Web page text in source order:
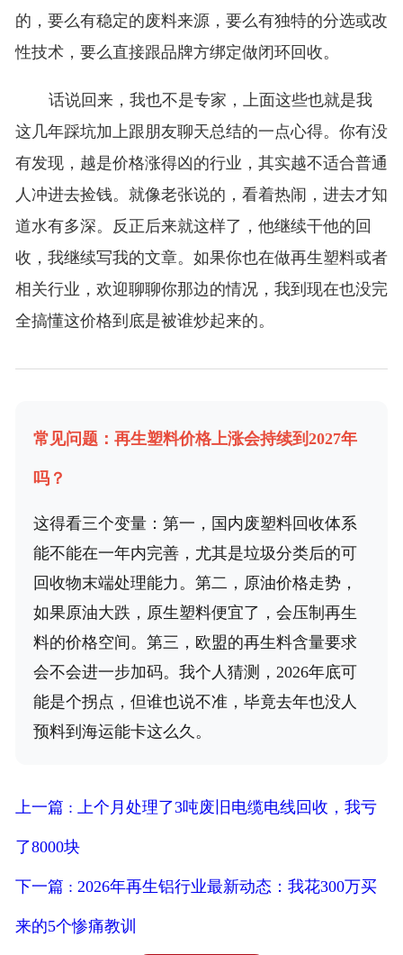
的，要么有稳定的废料来源，要么有独特的分选或改
性技术，要么直接跟品牌方绑定做闭环回收。
话说回来，我也不是专家，上面这些也就是我
这几年踩坑加上跟朋友聊天总结的一点心得。你有没
有发现，越是价格涨得凶的行业，其实越不适合普通
人冲进去捡钱。就像老张说的，看着热闹，进去才知
道水有多深。反正后来就这样了，他继续干他的回
收，我继续写我的文章。如果你也在做再生塑料或者
相关行业，欢迎聊聊你那边的情况，我到现在也没完
全搞懂这价格到底是被谁炒起来的。
常见问题：再生塑料价格上涨会持续到2027年
吗？
这得看三个变量：第一，国内废塑料回收体系
能不能在一年内完善，尤其是垃圾分类后的可
回收物末端处理能力。第二，原油价格走势，
如果原油大跌，原生塑料便宜了，会压制再生
料的价格空间。第三，欧盟的再生料含量要求
会不会进一步加码。我个人猜测，2026年底可
能是个拐点，但谁也说不准，毕竟去年也没人
预料到海运能卡这么久。
上一篇 : 上个月处理了3吨废旧电缆电线回收，我亏
了8000块
下一篇 : 2026年再生铝行业最新动态：我花300万买
来的5个惨痛教训